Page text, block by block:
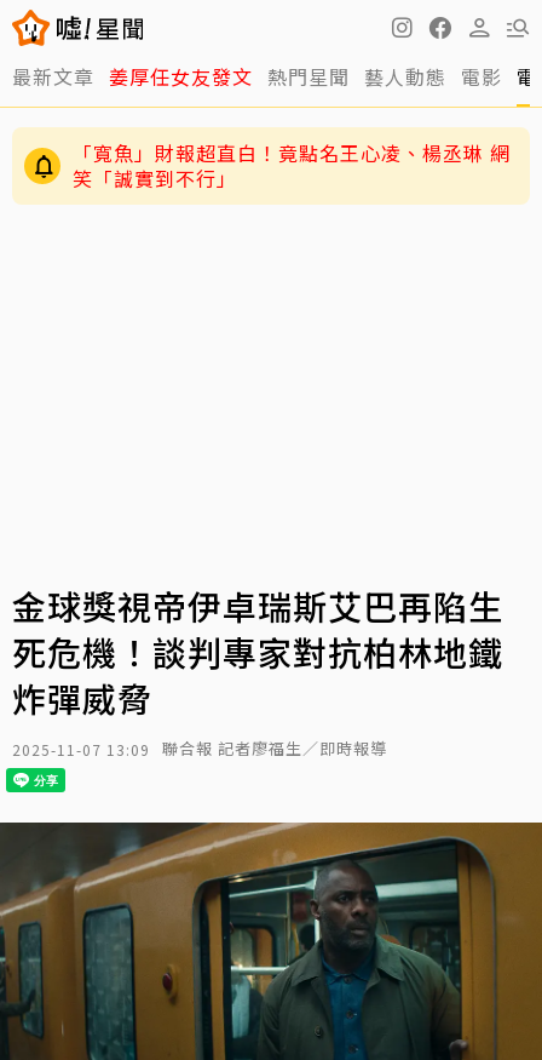
最新文章 姜厚任女友發文 熱門星聞 藝人動態 電影
「寬魚」財報超直白！竟點名王心凌、楊丞琳 網
笑「誠實到不行」
金球獎視帝伊卓瑞斯艾巴再陷生
死危機！談判專家對抗柏林地鐵
炸彈威脅
2025-11-07 13:09 聯合報 記者廖福生／即時報導